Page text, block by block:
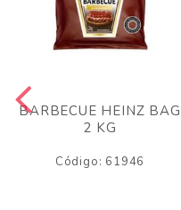
BARBECUE HEINZ BAG
2 KG
Código: 61946